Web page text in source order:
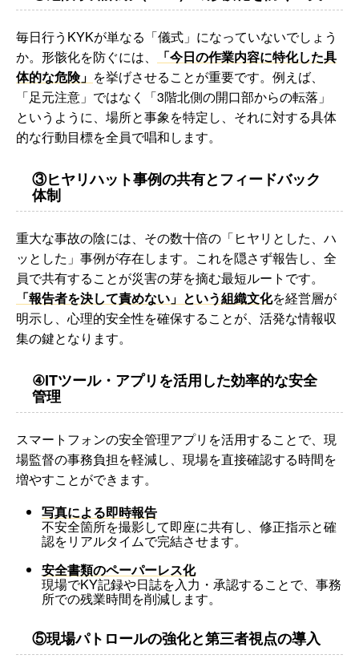
毎日行うKYKが単なる「儀式」になっていないでしょう
か。形骸化を防ぐには、
「今日の作業内容に特化した具
体的な危険」 を挙げさせることが重要です。例えば、
「足元注意」ではなく「3階北側の開口部からの転落」
というように、場所と事象を特定し、それに対する具体
的な行動目標を全員で唱和します。
③ヒヤリハット事例の共有とフィードバック
体制
重大な事故の陰には、その数十倍の「ヒヤリとした、ハ
ッとした」事例が存在します。これを隠さず報告し、全
員で共有することが災害の芽を摘む最短ルートです。
「報告者を決して責めない」という組織文化を経営層が
明示し、心理的安全性を確保することが、活発な情報収
集の鍵となります。
④ITツール・アプリを活用した効率的な安全
管理
スマートフォンの安全管理アプリを活用することで、現
場監督の事務負担を軽減し、現場を直接確認する時間を
増やすことができます。
写真による即時報告
不安全箇所を撮影して即座に共有し、修正指示と確
認をリアルタイムで完結させます。
安全書類のペーパーレス化
現場でKY記録や日誌を入力・承認することで、事務
所での残業時間を削減します。
⑤現場パトロールの強化と第三者視点の導入